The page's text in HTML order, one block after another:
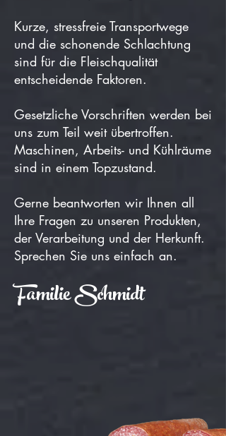
Kurze, stressfreie Transportwege
und die schonende Schlachtung
sind für die Fleischqualität
entscheidende Faktoren.
Gesetzliche Vorschriften werden bei
uns zum Teil weit übertroffen.
Maschinen, Arbeits- und Kühlräume
sind in einem Topzustand.
Gerne beantworten wir Ihnen all
Ihre Fragen zu unseren Produkten,
der Verarbeitung und der Herkunft.
Sprechen Sie uns einfach an.
Familie Schmidt